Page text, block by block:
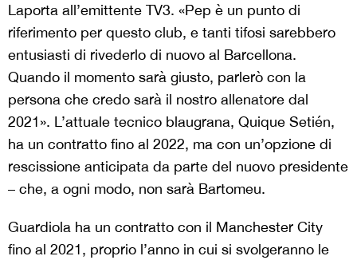
Laporta all’emittente TV3. «Pep è un punto di
riferimento per questo club, e tanti tifosi sarebbero
entusiasti di rivederlo di nuovo al Barcellona.
Quando il momento sarà giusto, parlerò con la
persona che credo sarà il nostro allenatore dal
2021». L’attuale tecnico blaugrana, Quique Setién,
ha un contratto fino al 2022, ma con un’opzione di
rescissione anticipata da parte del nuovo presidente
– che, a ogni modo, non sarà Bartomeu.
Guardiola ha un contratto con il Manchester City
fino al 2021, proprio l’anno in cui si svolgeranno le